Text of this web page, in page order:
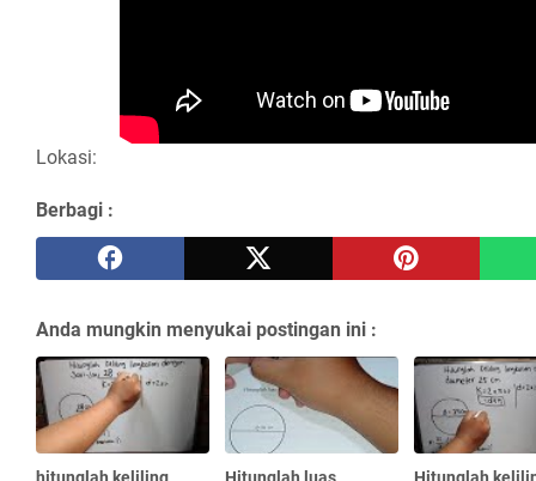
Lokasi:
Berbagi :
Anda mungkin menyukai postingan ini :